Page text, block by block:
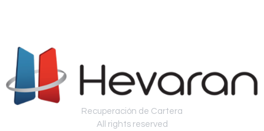
Recuperación de Cartera
All rights reserved